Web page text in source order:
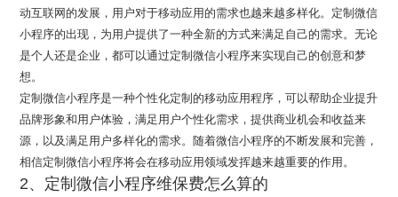
动互联网的发展，用户对于移动应用的需求也越来越多样化。定制微信
小程序的出现，为用户提供了一种全新的方式来满足自己的需求。无论
是个人还是企业，都可以通过定制微信小程序来实现自己的创意和梦
想。
定制微信小程序是一种个性化定制的移动应用程序，可以帮助企业提升
品牌形象和用户体验，满足用户个性化需求，提供商业机会和收益来
源，以及满足用户多样化的需求。随着微信小程序的不断发展和完善，
相信定制微信小程序将会在移动应用领域发挥越来越重要的作用。
2、定制微信小程序维保费怎么算的